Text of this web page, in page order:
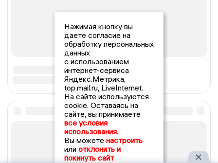
Нажимая кнопку вы
даете согласие на
обработку персональных
данных
с использованием
интернет-сервиса
Яндекс.Метрика,
top.mail.ru, LiveInternet.
На сайте используются
cookie. Оставаясь на
сайте, вы принимаете
все условия
использования.
Вы можете настроить
или отклонить и
покинуть сайт